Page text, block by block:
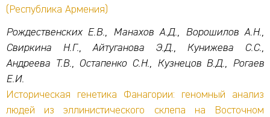
(Республика Армения)
Рождественских Е.В., Манахов А.Д., Ворошилов А.Н.,
Свиркина Н.Г., Айтуганова Э.Д., Кунижева С.С.,
Андреева Т.В., Остапенко С.Н., Кузнецов В.Д., Рогаев
Е.И.
Историческая генетика Фанагории: геномный анализ
людей из эллинистического склепа на Восточном